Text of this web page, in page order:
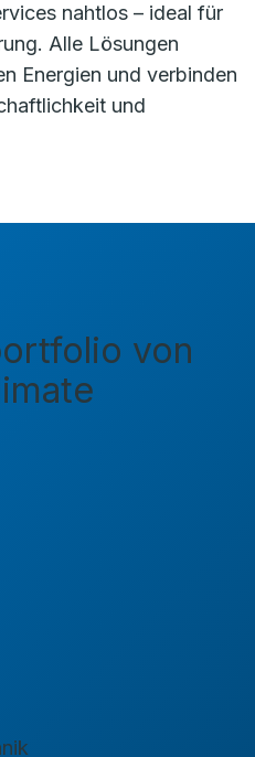
nahtlos – ideal für
Alle Lösungen
Energien und verbinden
und
von